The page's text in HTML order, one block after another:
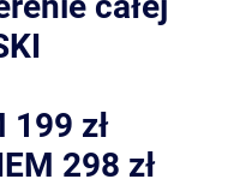
199 zł
298 zł